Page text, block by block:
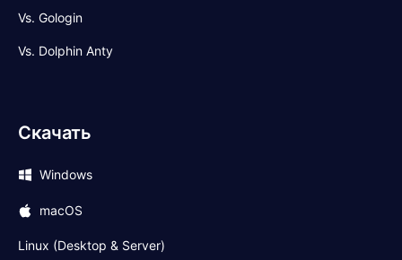
Vs. Gologin
Vs. Dolphin Anty
Скачать
Windows
macOS
Linux (Desktop & Server)